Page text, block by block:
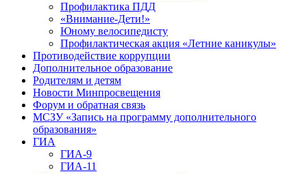
Профилактика ПДД
«Внимание-Дети!»
Юному велосипедисту
Профилактическая акция «Летние каникулы»
Противодействие коррупции
Дополнительное образование
Родителям и детям
Новости Минпросвещения
Форум и обратная связь
МСЗУ «Запись на программу дополнительного
образования»
ГИА
ГИА-9
ГИА-11